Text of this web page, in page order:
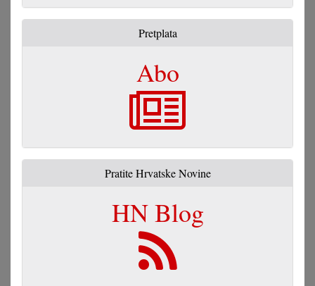
Pretplata
Abo
Pratite Hrvatske Novine
HN Blog